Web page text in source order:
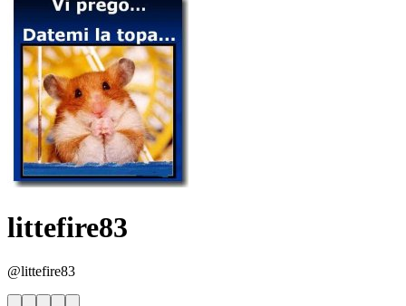
littefire83
@littefire83